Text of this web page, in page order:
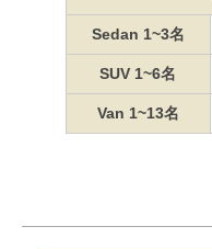
Sedan 1~3名
SUV 1~6名
Van 1~13名